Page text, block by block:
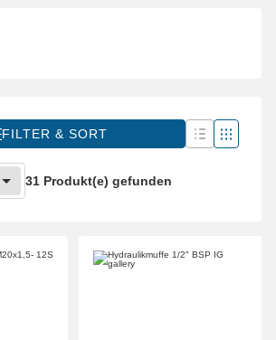
FILTER & SORT
31 Produkt(e) gefunden